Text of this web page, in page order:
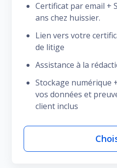
Certificat par email +
ans chez huissier.
Lien vers votre
de litige
Assistance à la
Stockage numérique
vos données et
client inclus